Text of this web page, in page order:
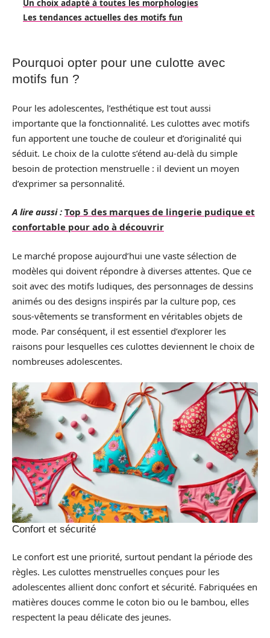
Un choix adapté à toutes les morphologies
Les tendances actuelles des motifs fun
Pourquoi opter pour une culotte avec
motifs fun ?
Pour les adolescentes, l’esthétique est tout aussi
importante que la fonctionnalité. Les culottes avec motifs
fun apportent une touche de couleur et d’originalité qui
séduit. Le choix de la culotte s’étend au-delà du simple
besoin de protection menstruelle : il devient un moyen
d’exprimer sa personnalité.
A lire aussi : Top 5 des marques de lingerie pudique et
confortable pour ado à découvrir
Le marché propose aujourd’hui une vaste sélection de
modèles qui doivent répondre à diverses attentes. Que ce
soit avec des motifs ludiques, des personnages de dessins
animés ou des designs inspirés par la culture pop, ces
sous-vêtements se transforment en véritables objets de
mode. Par conséquent, il est essentiel d’explorer les
raisons pour lesquelles ces culottes deviennent le choix de
nombreuses adolescentes.
Confort et sécurité
Le confort est une priorité, surtout pendant la période des
règles. Les culottes menstruelles conçues pour les
adolescentes allient donc confort et sécurité. Fabriquées en
matières douces comme le coton bio ou le bambou, elles
respectent la peau délicate des jeunes.